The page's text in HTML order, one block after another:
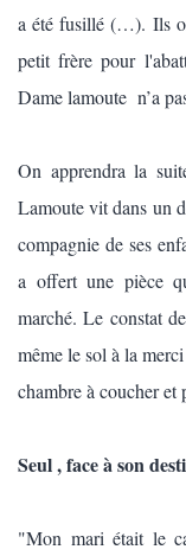
a été fusillé (…). Ils
petit frère pour
Dame lamoute n’a
On apprendra la
Lamoute vit dans un
compagnie de ses
a offert une pièce
marché. Le constat
même le sol à la
chambre à coucher
Seul , face à son
"Mon mari était le